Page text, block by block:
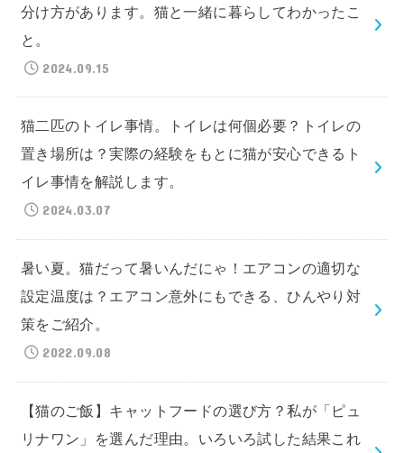
分け方があります。猫と一緒に暮らしてわかったこ
と。
2024.09.15
猫二匹のトイレ事情。トイレは何個必要？トイレの
置き場所は？実際の経験をもとに猫が安心できるト
イレ事情を解説します。
2024.03.07
暑い夏。猫だって暑いんだにゃ！エアコンの適切な
設定温度は？エアコン意外にもできる、ひんやり対
策をご紹介。
2022.09.08
【猫のご飯】キャットフードの選び方？私が「ピュ
リナワン」を選んだ理由。いろいろ試した結果これ